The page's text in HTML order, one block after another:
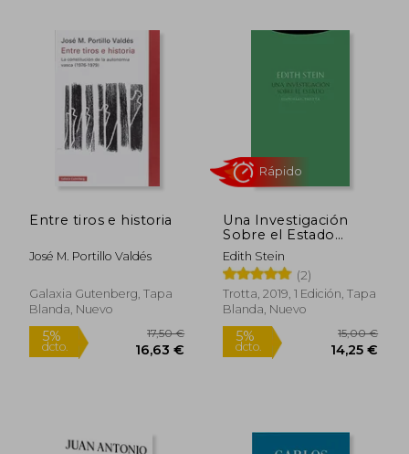
dcto. 10,87 €
5%
dcto.
Entre tiros e historia
José M. Portillo Valdés
Galaxia Gutenberg, Tapa
Blanda, Nuevo
Una Investigación
Sobre el Estado
[Próxima Aparición]
Edith Stein
(2)
Trotta, 2019, 1 Edición, Tapa
Blanda, Nuevo